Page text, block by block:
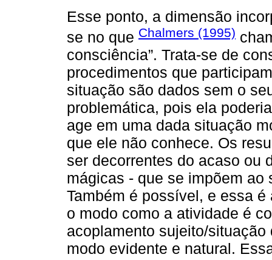
Esse ponto, a dimensão
se no que Chalmers (1995)
consciência”. Trata-se de
procedimentos que
situação são dados sem o
problemática, pois ela
age em uma dada situação
que ele não conhece. Os
ser decorrentes do acaso ou
mágicas - que se impõem
Também é possível, e essa
o modo como a atividade é
acoplamento sujeito/
modo evidente e natural.